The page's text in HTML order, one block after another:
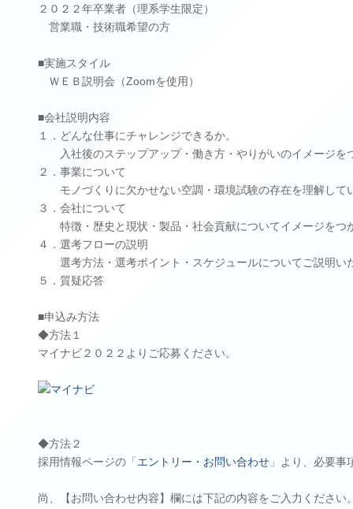
２０２２年卒業者（理系学生限定）
営業職・技術職希望の方
■実施スタイル
ＷＥＢ説明会（Zoomを使用）
■会社説明内容
１．どんな仕事にチャレンジできるか。
入社後のステップアップ・働き方・やりがいのイメージを
２．事業について
モノづくりに欠かせない空調・環境試験の存在を理解して
３．会社について
特徴・歴史と現状・製品・社会貢献についてイメージをつ
４．選考フローの説明
選考方法・選考ポイント・スケジュールについてご説明い
５．質疑応答
■申込み方法
◆方法１
マイナビ２０２２よりご応募ください。
◆方法２
採用情報ページの「 エントリー・お問い合わせ 」より、必要
尚、【お問い合わせ内容】欄には下記の内容をご入力ください